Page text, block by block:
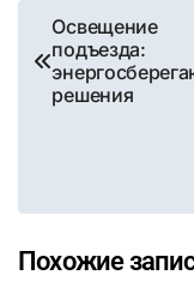
Навигация
по
записям
Освещение
подъезда:
решения
Похожие